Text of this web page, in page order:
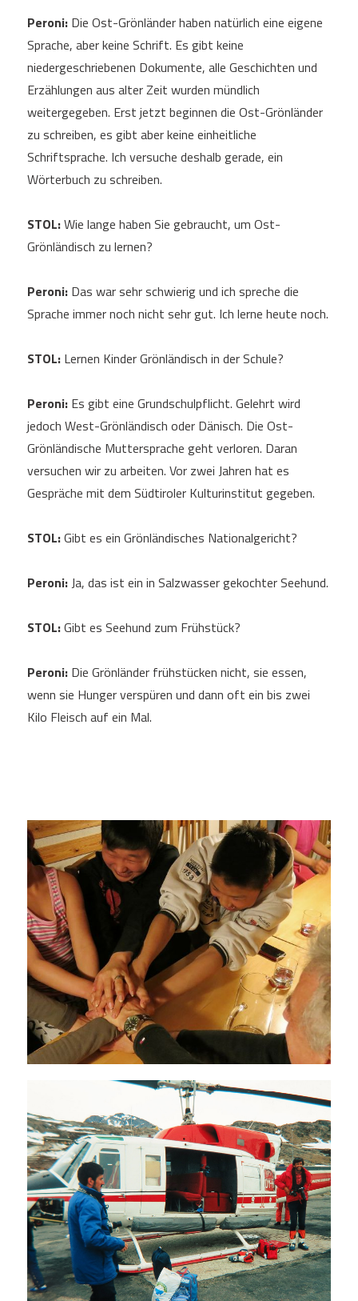
Peroni:Die Ost-Grönländer haben natürlich eine eigene
Sprache, aber keine Schrift. Es gibt keine
niedergeschriebenen Dokumente, alle Geschichten und
Erzählungen aus alter Zeit wurden mündlich
weitergegeben. Erst jetzt beginnen die Ost-Grönländer
zu schreiben, es gibt aber keine einheitliche
Schriftsprache. Ich versuche deshalb gerade, ein
Wörterbuch zu schreiben.
STOL:Wie lange haben Sie gebraucht, um Ost-
Grönländisch zu lernen?
Peroni:Das war sehr schwierig und ich spreche die
Sprache immer noch nicht sehr gut. Ich lerne heute noch.
STOL:Lernen Kinder Grönländisch in der Schule?
Peroni:Es gibt eine Grundschulpflicht. Gelehrt wird
jedoch West-Grönländisch oder Dänisch. Die Ost-
Grönländische Muttersprache geht verloren. Daran
versuchen wir zu arbeiten. Vor zwei Jahren hat es
Gespräche mit dem Südtiroler Kulturinstitut gegeben.
STOL:Gibt es ein Grönländisches Nationalgericht?
Peroni:Ja, das ist ein in Salzwasser gekochter Seehund.
STOL:Gibt es Seehund zum Frühstück?
Peroni:Die Grönländer frühstücken nicht, sie essen,
wenn sie Hunger verspüren und dann oft ein bis zwei
Kilo Fleisch auf ein Mal.